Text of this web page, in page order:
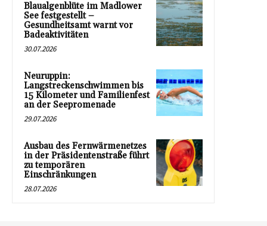
Blaualgenblüte im Madlower
See festgestellt –
Gesundheitsamt warnt vor
Badeaktivitäten
30.07.2026
Neuruppin:
Langstreckenschwimmen bis
15 Kilometer und Familienfest
an der Seepromenade
29.07.2026
Ausbau des Fernwärmenetzes
in der Präsidentenstraße führt
zu temporären
Einschränkungen
28.07.2026